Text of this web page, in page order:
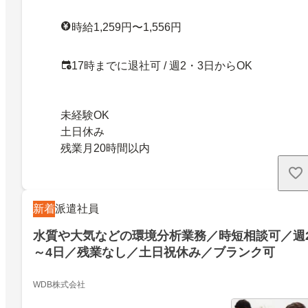
時給1,259円〜1,556円
17時までに退社可 / 週2・3日からOK
未経験OK
土日休み
残業月20時間以内
新着派遣社員
水質や大気などの環境分析業務／時短相談可／週
～4日／残業なし／土日祝休み／ブランク可
WDB株式会社